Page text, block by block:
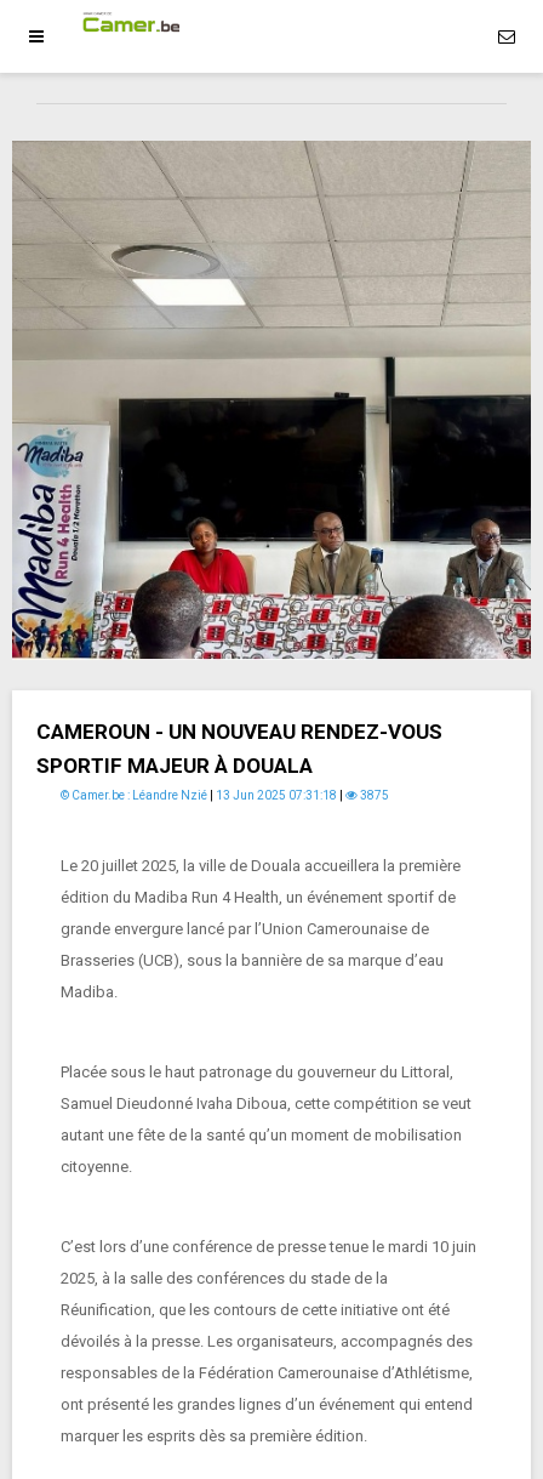
CAMEROUN - UN NOUVEAU RENDEZ-VOUS
SPORTIF MAJEUR À DOUALA
© Camer.be : Léandre Nzié 13 Jun 2025 07:31:18 3875
Le 20 juillet 2025, la ville de Douala accueillera la première
édition du Madiba Run 4 Health, un événement sportif de
grande envergure lancé par l’Union Camerounaise de
Brasseries (UCB), sous la bannière de sa marque d’eau
Madiba.
Placée sous le haut patronage du gouverneur du Littoral,
Samuel Dieudonné Ivaha Diboua, cette compétition se veut
autant une fête de la santé qu’un moment de mobilisation
citoyenne.
C’est lors d’une conférence de presse tenue le mardi 10 juin
2025, à la salle des conférences du stade de la
Réunification, que les contours de cette initiative ont été
dévoilés à la presse. Les organisateurs, accompagnés des
responsables de la Fédération Camerounaise d’Athlétisme,
ont présenté les grandes lignes d’un événement qui entend
marquer les esprits dès sa première édition.